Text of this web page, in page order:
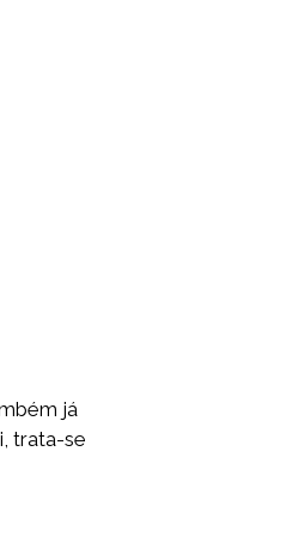
já
trata-se